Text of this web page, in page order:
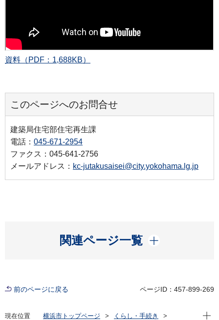
資料（PDF：1,688KB）
このページへのお問合せ
建築局住宅部住宅再生課
電話： 045-671-2954
ファクス：045-641-2756
メールアドレス： kc-jutakusaisei@city.yokohama.lg.jp
関連ページ一覧
開く
前のページに戻る ページID：457-899-269
現在位置 横浜市トップページ
くらし・手続き
現在